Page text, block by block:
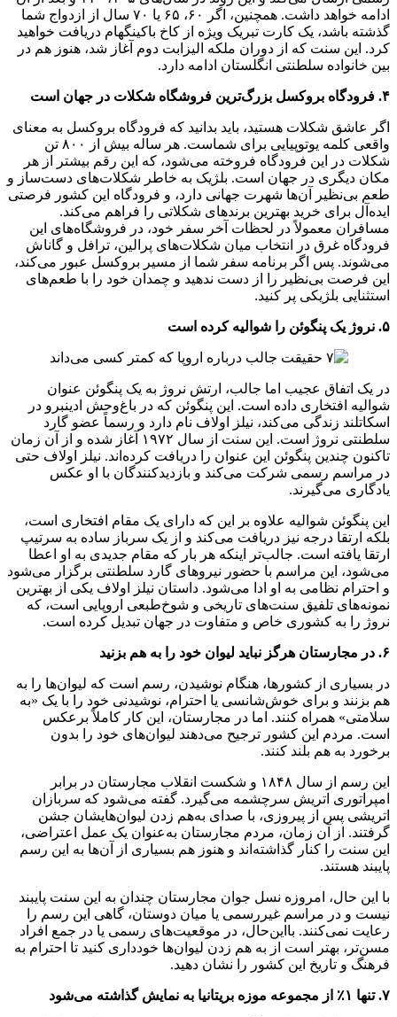
ادامه خواهد داشت. همچنین، اگر ۶۰، ۶۵ یا ۷۰ سال از ازدواج شما
گذشته باشد، یک کارت تبریک ویژه از کاخ باکینگهام دریافت خواهید
کرد. این سنت که از دوران ملکه الیزابت دوم آغاز شد، هنوز هم در
بین خانواده سلطنتی انگلستان ادامه دارد.
۴. فرودگاه بروکسل بزرگ‌ترین فروشگاه شکلات در جهان است
اگر عاشق شکلات هستید، باید بدانید که فرودگاه بروکسل به معنای
واقعی کلمه یوتوپیایی برای شماست. هر ساله بیش از ۸۰۰ تن
شکلات در این فرودگاه فروخته می‌شود، که این رقم بیشتر از هر
مکان دیگری در جهان است. بلژیک به خاطر شکلات‌های دست‌ساز و
طعم بی‌نظیر آن‌ها شهرت جهانی دارد، و فرودگاه این کشور فرصتی
ایده‌آل برای خرید بهترین برندهای شکلاتی را فراهم می‌کند.
مسافران معمولاً در لحظات آخر سفر خود، در فروشگاه‌های این
فرودگاه غرق در انتخاب میان شکلات‌های پرالین، ترافل و گاناش
می‌شوند. پس اگر برنامه سفر شما از مسیر بروکسل عبور می‌کند،
این فرصت بی‌نظیر را از دست ندهید و چمدان خود را با طعم‌های
استثنایی بلژیکی پر کنید.
۵. نروژ یک پنگوئن را شوالیه کرده است
در یک اتفاق عجیب اما جالب، ارتش نروژ به یک پنگوئن عنوان
شوالیه افتخاری داده است. این پنگوئن که در باغ‌وحش ادینبرو در
اسکاتلند زندگی می‌کند، نیلز اولاف نام دارد و رسماً عضو گارد
سلطنتی نروژ است. این سنت از سال ۱۹۷۲ آغاز شده و از آن زمان
تاکنون چندین پنگوئن این عنوان را دریافت کرده‌اند. نیلز اولاف حتی
در مراسم رسمی شرکت می‌کند و بازدیدکنندگان با او عکس
یادگاری می‌گیرند.
این پنگوئن شوالیه علاوه بر این که دارای یک مقام افتخاری است،
بلکه ارتقا درجه نیز دریافت می‌کند و از یک سرباز ساده به سرتیپ
ارتقا یافته است. جالب‌تر اینکه هر بار که مقام جدیدی به او اعطا
می‌شود، این مراسم با حضور نیروهای گارد سلطنتی برگزار می‌شود
و احترام نظامی به او ادا می‌شود. داستان نیلز اولاف یکی از بهترین
نمونه‌های تلفیق سنت‌های تاریخی و شوخ‌طبعی اروپایی است، که
نروژ را به کشوری خاص و متفاوت در جهان تبدیل کرده است.
۶. در مجارستان هرگز نباید لیوان خود را به هم بزنید
در بسیاری از کشورها، هنگام نوشیدن، رسم است که لیوان‌ها را به
هم بزنند و برای خوش‌شانسی یا احترام، نوشیدنی خود را با یک «به
سلامتی» همراه کنند. اما در مجارستان، این کار کاملاً برعکس
است. مردم این کشور ترجیح می‌دهند لیوان‌های خود را بدون
برخورد به هم بلند کنند.
این رسم از سال ۱۸۴۸ و شکست انقلاب مجارستان در برابر
امپراتوری اتریش سرچشمه می‌گیرد. گفته می‌شود که سربازان
اتریشی پس از پیروزی، با صدای به‌هم زدن لیوان‌هایشان جشن
گرفتند. از آن زمان، مردم مجارستان به‌عنوان یک عمل اعتراضی،
این سنت را کنار گذاشته‌اند و هنوز هم بسیاری از آن‌ها به این رسم
پایبند هستند.
با این حال، امروزه نسل جوان مجارستان چندان به این سنت پایبند
نیست و در مراسم غیررسمی یا میان دوستان، گاهی این رسم را
رعایت نمی‌کنند. بااین‌حال، در موقعیت‌های رسمی یا در جمع افراد
مسن‌تر، بهتر است از به هم زدن لیوان‌ها خودداری کنید تا احترام به
فرهنگ و تاریخ این کشور را نشان دهید.
۷. تنها ۱٪ از مجموعه موزه بریتانیا به نمایش گذاشته می‌شود